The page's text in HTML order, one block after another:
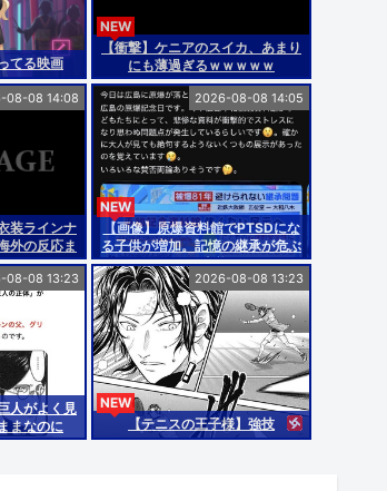
てる映画
【衝撃】ケニアのスイカ、あまり
にも薄過ぎるｗｗｗｗｗ
NEW
装ラインナ
外の反応ま
08-08 14:08
【画像】原爆資料館でPTSDにな
る子供が増加。記憶の継承が危ぶ
まれる事態に
NEW
2026-08-08 14:05
人がよく見
まなのに
08-08 13:23
【テニスの王子様】強技
NEW
2026-08-08 13:23